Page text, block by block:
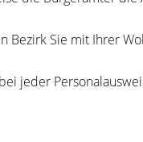
Bezirk Sie mit Ihrer
jeder